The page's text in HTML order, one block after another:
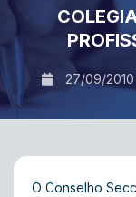
27/09/2010
O Conselho